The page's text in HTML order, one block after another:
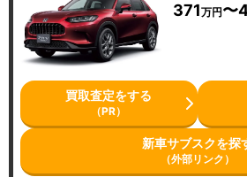
371万円〜
買取査定をする
（PR）
新車サブスクを探
（外部リンク）